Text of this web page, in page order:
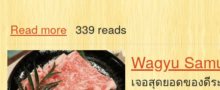
Read more 339 reads
Wagyu
เจอสุดยอดของดี